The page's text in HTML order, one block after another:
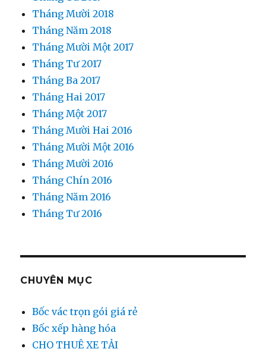
Tháng Mười 2018
Tháng Năm 2018
Tháng Mười Một 2017
Tháng Tư 2017
Tháng Ba 2017
Tháng Hai 2017
Tháng Một 2017
Tháng Mười Hai 2016
Tháng Mười Một 2016
Tháng Mười 2016
Tháng Chín 2016
Tháng Năm 2016
Tháng Tư 2016
CHUYÊN MỤC
Bốc vác trọn gói giá rẻ
Bốc xếp hàng hóa
CHO THUÊ XE TẢI